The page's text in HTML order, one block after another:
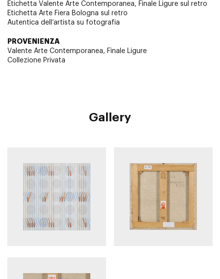
Etichetta Valente Arte Contemporanea, Finale Ligure sul retro
Etichetta Arte Fiera Bologna sul retro
Autentica dell’artista su fotografia
PROVENIENZA
Valente Arte Contemporanea, Finale Ligure
Collezione Privata
Gallery